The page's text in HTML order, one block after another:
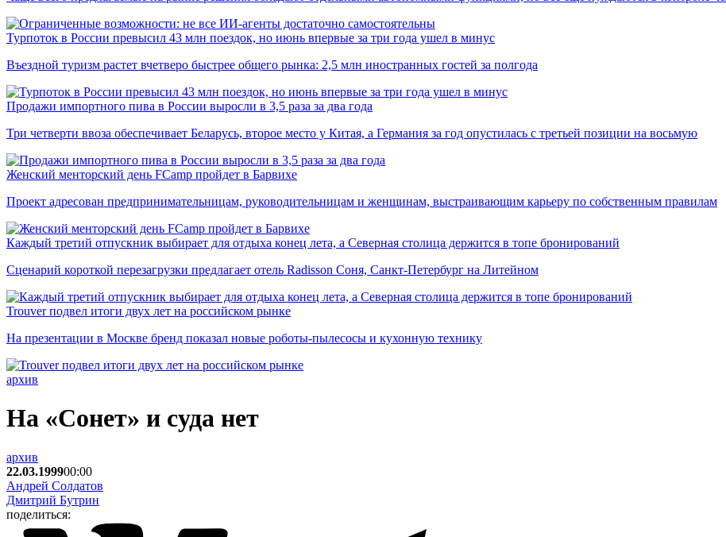
Турпоток в России превысил 43 млн поездок, но июнь впервые за три года ушел в минус
Въездной туризм растет вчетверо быстрее общего рынка: 2,5 млн иностранных гостей за полгода
Продажи импортного пива в России выросли в 3,5 раза за два года
Три четверти ввоза обеспечивает Беларусь, второе место у Китая, а Германия за год опустилась с третьей позиции на восьмую
Женский менторский день FCamp пройдет в Барвихе
Проект адресован предпринимательницам, руководительницам и женщинам, выстраивающим карьеру по собственным правилам
Каждый третий отпускник выбирает для отдыха конец лета, а Северная столица держится в топе бронирований
Сценарий короткой перезагрузки предлагает отель Radisson Соня, Санкт-Петербург на Литейном
Trouver подвел итоги двух лет на российском рынке
На презентации в Москве бренд показал новые роботы-пылесосы и кухонную технику
архив
На «Сонет» и суда нет
архив
22.03.199900:00
Андрей Солдатов
Дмитрий Бутрин
поделиться: